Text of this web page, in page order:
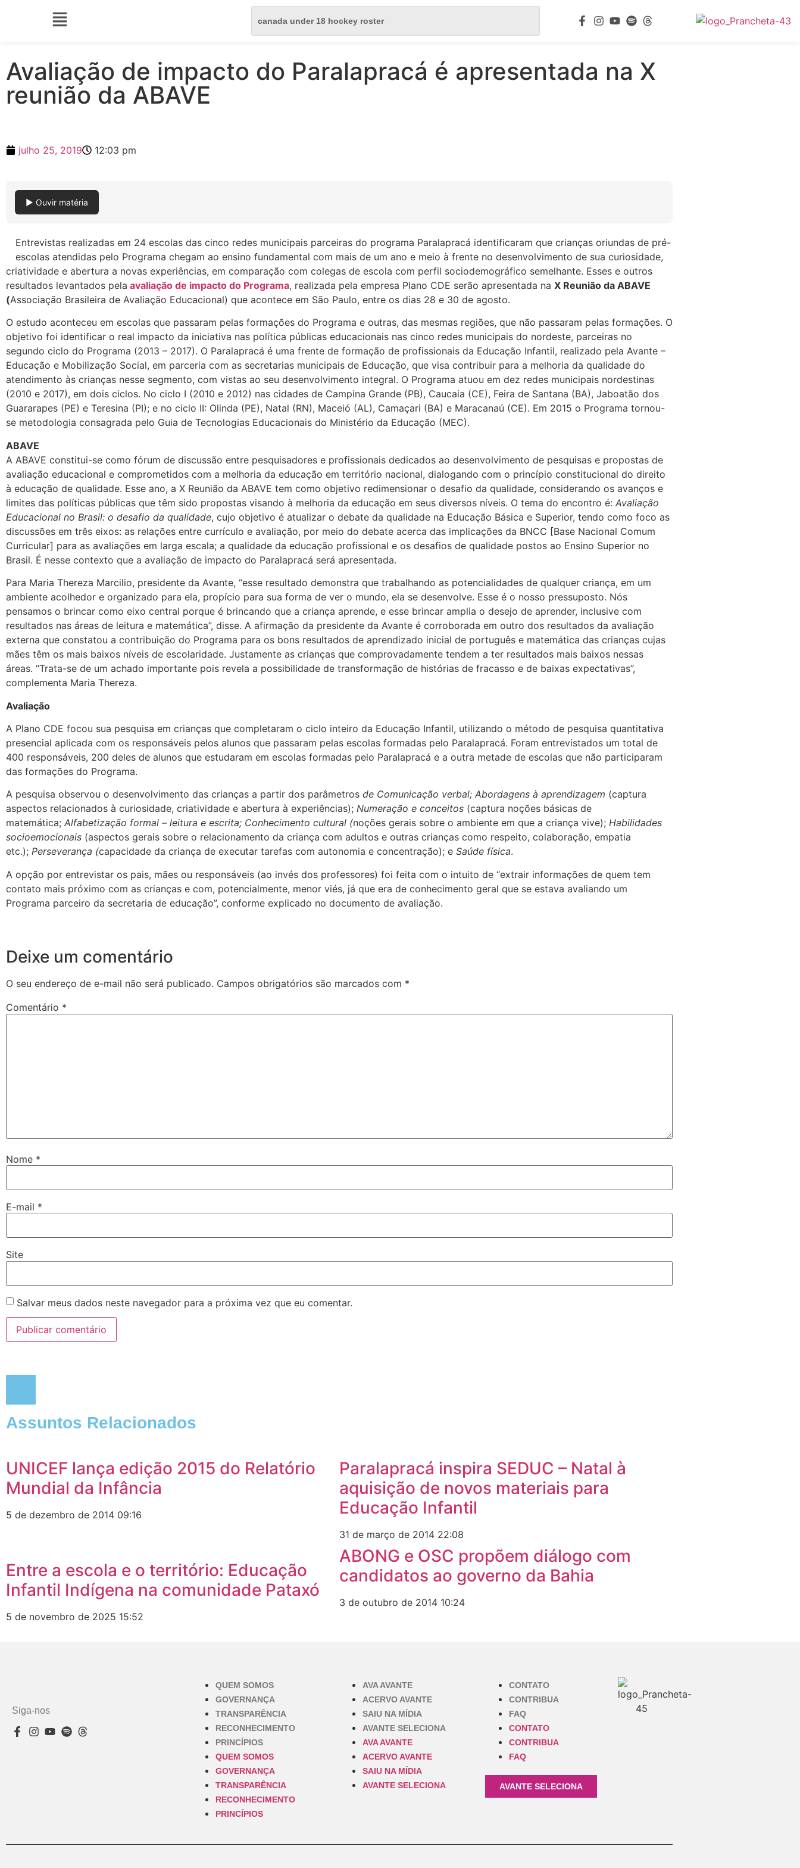
Avaliação de impacto do Paralapracá é apresentada na X
reunião da ABAVE
julho 25, 2019 12:03 pm
▶ Ouvir matéria
Entrevistas realizadas em 24 escolas das cinco redes municipais parceiras do programa Paralapracá identificaram que crianças oriundas de pré-
escolas atendidas pelo Programa chegam ao ensino fundamental com mais de um ano e meio à frente no desenvolvimento de sua curiosidade,
criatividade e abertura a novas experiências, em comparação com colegas de escola com perfil sociodemográfico semelhante. Esses e outros
resultados levantados pela avaliação de impacto do Programa, realizada pela empresa Plano CDE serão apresentada na X Reunião da ABAVE
(Associação Brasileira de Avaliação Educacional) que acontece em São Paulo, entre os dias 28 e 30 de agosto.
O estudo aconteceu em escolas que passaram pelas formações do Programa e outras, das mesmas regiões, que não passaram pelas formações. O
objetivo foi identificar o real impacto da iniciativa nas política públicas educacionais nas cinco redes municipais do nordeste, parceiras no
segundo ciclo do Programa (2013 – 2017). O Paralapracá é uma frente de formação de profissionais da Educação Infantil, realizado pela Avante –
Educação e Mobilização Social, em parceria com as secretarias municipais de Educação, que visa contribuir para a melhoria da qualidade do
atendimento às crianças nesse segmento, com vistas ao seu desenvolvimento integral. O Programa atuou em dez redes municipais nordestinas
(2010 e 2017), em dois ciclos. No ciclo I (2010 e 2012) nas cidades de Campina Grande (PB), Caucaia (CE), Feira de Santana (BA), Jaboatão dos
Guararapes (PE) e Teresina (PI); e no ciclo II: Olinda (PE), Natal (RN), Maceió (AL), Camaçari (BA) e Maracanaú (CE). Em 2015 o Programa tornou-
se metodologia consagrada pelo Guia de Tecnologias Educacionais do Ministério da Educação (MEC).
ABAVE
A ABAVE constitui-se como fórum de discussão entre pesquisadores e profissionais dedicados ao desenvolvimento de pesquisas e propostas de
avaliação educacional e comprometidos com a melhoria da educação em território nacional, dialogando com o princípio constitucional do direito
à educação de qualidade. Esse ano, a X Reunião da ABAVE tem como objetivo redimensionar o desafio da qualidade, considerando os avanços e
limites das políticas públicas que têm sido propostas visando à melhoria da educação em seus diversos níveis. O tema do encontro é: Avaliação
Educacional no Brasil: o desafio da qualidade, cujo objetivo é atualizar o debate da qualidade na Educação Básica e Superior, tendo como foco as
discussões em três eixos: as relações entre currículo e avaliação, por meio do debate acerca das implicações da BNCC [Base Nacional Comum
Curricular] para as avaliações em larga escala; a qualidade da educação profissional e os desafios de qualidade postos ao Ensino Superior no
Brasil. É nesse contexto que a avaliação de impacto do Paralapracá será apresentada.
Para Maria Thereza Marcilio, presidente da Avante, “esse resultado demonstra que trabalhando as potencialidades de qualquer criança, em um
ambiente acolhedor e organizado para ela, propício para sua forma de ver o mundo, ela se desenvolve. Esse é o nosso pressuposto. Nós
pensamos o brincar como eixo central porque é brincando que a criança aprende, e esse brincar amplia o desejo de aprender, inclusive com
resultados nas áreas de leitura e matemática”, disse. A afirmação da presidente da Avante é corroborada em outro dos resultados da avaliação
externa que constatou a contribuição do Programa para os bons resultados de aprendizado inicial de português e matemática das crianças cujas
mães têm os mais baixos níveis de escolaridade. Justamente as crianças que comprovadamente tendem a ter resultados mais baixos nessas
áreas. “Trata-se de um achado importante pois revela a possibilidade de transformação de histórias de fracasso e de baixas expectativas”,
complementa Maria Thereza.
Avaliação
A Plano CDE focou sua pesquisa em crianças que completaram o ciclo inteiro da Educação Infantil, utilizando o método de pesquisa quantitativa
presencial aplicada com os responsáveis pelos alunos que passaram pelas escolas formadas pelo Paralapracá. Foram entrevistados um total de
400 responsáveis, 200 deles de alunos que estudaram em escolas formadas pelo Paralapracá e a outra metade de escolas que não participaram
das formações do Programa.
A pesquisa observou o desenvolvimento das crianças a partir dos parâmetros de Comunicação verbal; Abordagens à aprendizagem (captura
aspectos relacionados à curiosidade, criatividade e abertura à experiências); Numeração e conceitos (captura noções básicas de
matemática; Alfabetização formal – leitura e escrita; Conhecimento cultural (noções gerais sobre o ambiente em que a criança vive); Habilidades
socioemocionais (aspectos gerais sobre o relacionamento da criança com adultos e outras crianças como respeito, colaboração, empatia
etc.); Perseverança (capacidade da criança de executar tarefas com autonomia e concentração); e Saúde física.
A opção por entrevistar os pais, mães ou responsáveis (ao invés dos professores) foi feita com o intuito de “extrair informações de quem tem
contato mais próximo com as crianças e com, potencialmente, menor viés, já que era de conhecimento geral que se estava avaliando um
Programa parceiro da secretaria de educação”, conforme explicado no documento de avaliação.
Deixe um comentário
O seu endereço de e-mail não será publicado. Campos obrigatórios são marcados com *
Comentário *
Nome *
E-mail *
Site
Salvar meus dados neste navegador para a próxima vez que eu comentar.
Assuntos Relacionados
UNICEF lança edição 2015 do Relatório
Mundial da Infância
5 de dezembro de 2014 09:16
Paralapracá inspira SEDUC – Natal à
aquisição de novos materiais para
Educação Infantil
31 de março de 2014 22:08
Entre a escola e o território: Educação
Infantil Indígena na comunidade Pataxó
5 de novembro de 2025 15:52
ABONG e OSC propõem diálogo com
candidatos ao governo da Bahia
3 de outubro de 2014 10:24
Siga-nos
QUEM SOMOS
GOVERNANÇA
TRANSPARÊNCIA
RECONHECIMENTO
PRINCÍPIOS
QUEM SOMOS
GOVERNANÇA
TRANSPARÊNCIA
RECONHECIMENTO
PRINCÍPIOS
AVA AVANTE
ACERVO AVANTE
SAIU NA MÍDIA
AVANTE SELECIONA
AVA AVANTE
ACERVO AVANTE
SAIU NA MÍDIA
AVANTE SELECIONA
CONTATO
CONTRIBUA
FAQ
CONTATO
CONTRIBUA
FAQ
AVANTE SELECIONA